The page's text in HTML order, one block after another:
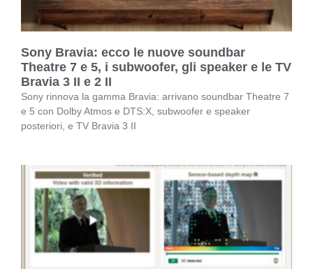
Sony Bravia: ecco le nuove soundbar
Theatre 7 e 5, i subwoofer, gli speaker e le TV
Bravia 3 II e 2 II
Sony rinnova la gamma Bravia: arrivano soundbar Theatre 7
e 5 con Dolby Atmos e DTS:X, subwoofer e speaker
posteriori, e TV Bravia 3 II